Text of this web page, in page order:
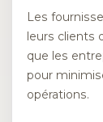
Les
leurs clients
que les
pour
opérations.